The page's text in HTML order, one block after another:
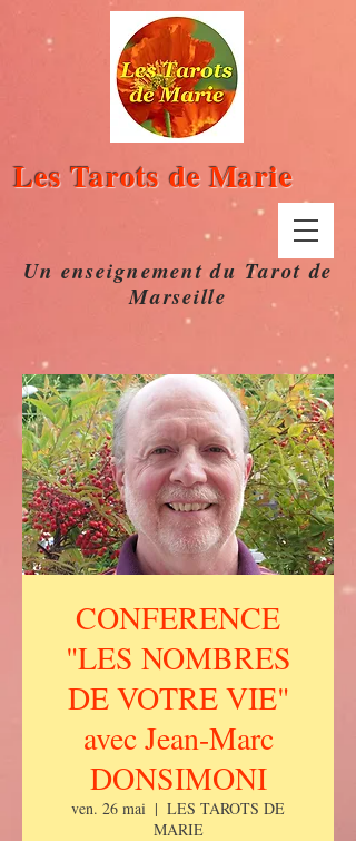
Un enseignement du Tarot de
Marseille
Les Tarots de Marie
CONFERENCE
"LES NOMBRES
DE VOTRE VIE"
avec Jean-Marc
DONSIMONI
ven. 26 mai
  |
LES TAROTS DE
MARIE